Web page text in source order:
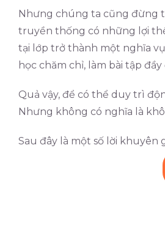
Nhưng chúng ta cũng đừng
truyền thống có những lợi
tại lớp trở thành một nghĩa
học chăm chỉ, làm bài tập
Quả vậy, để có thể duy trì
Nhưng không có nghĩa là
Sau đây là một số lời khuyên